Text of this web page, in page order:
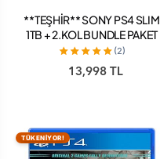
**TEŞHİR** SONY PS4 SLIM
1TB + 2.KOL BUNDLE PAKET
(2)
13,998 TL
TÜKENİYOR!